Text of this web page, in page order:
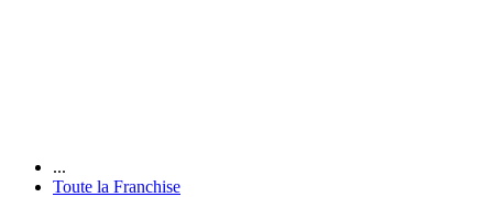
...
Toute la Franchise